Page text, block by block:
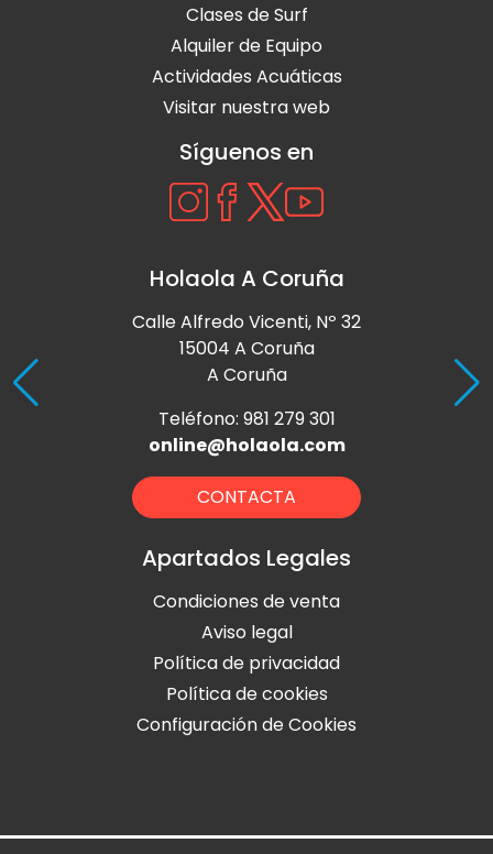
Clases de Surf
Alquiler de Equipo
Actividades Acuáticas
Visitar nuestra web
Síguenos en
Holaola A Coruña
Calle Alfredo Vicenti, Nº 32
15004 A Coruña
A Coruña
Teléfono: 981 279 301
online@holaola.com
CONTACTA
Apartados Legales
Condiciones de venta
Aviso legal
Política de privacidad
Política de cookies
Configuración de Cookies